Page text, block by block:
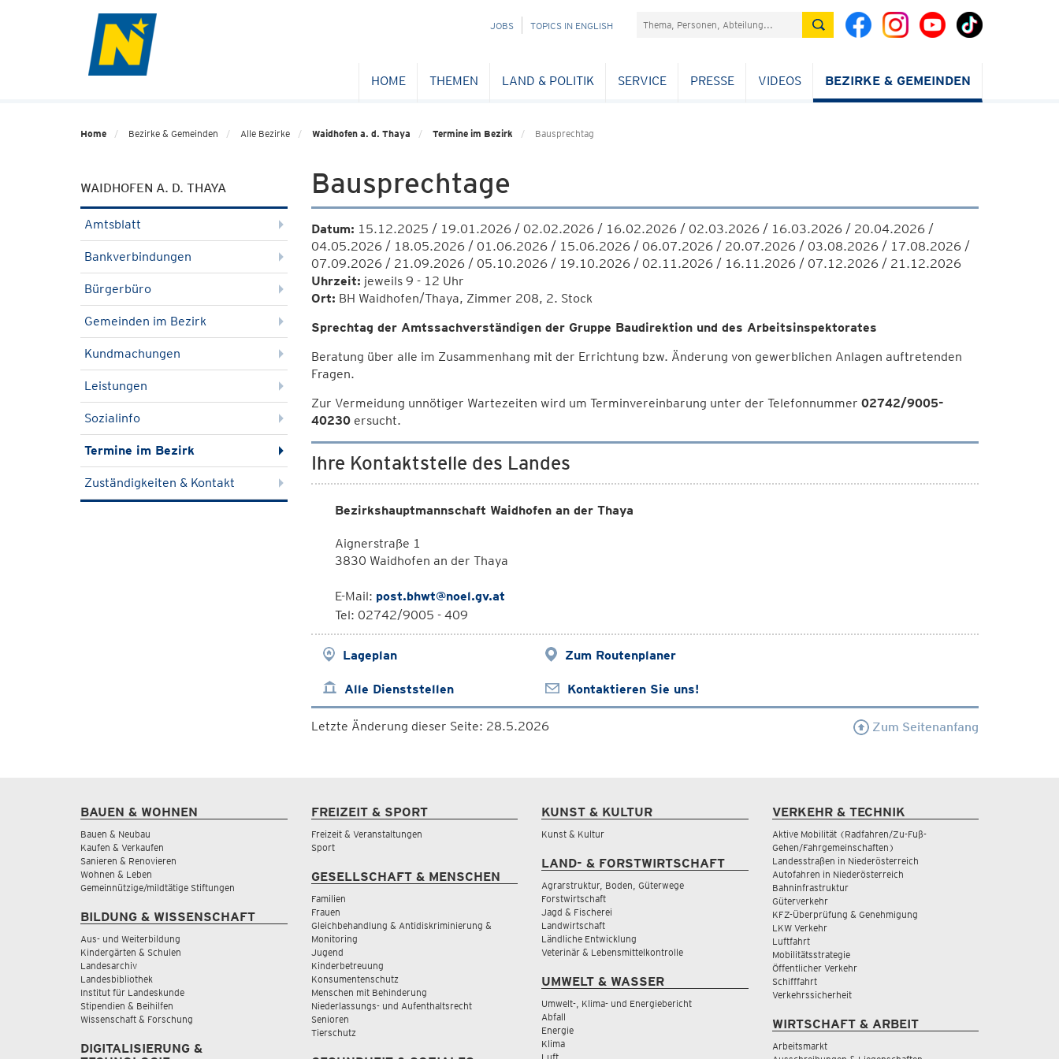
NAVIGATION
JOBS TOPICS IN ENGLISH Suchefeld
HOME THEMEN LAND & POLITIK SERVICE PRESSE VIDEOS BEZIRKE & GEMEINDEN
Home Bezirke & Gemeinden Alle Bezirke Waidhofen a. d. Thaya Termine im Bezirk Bausprechtag
WAIDHOFEN A. D. THAYA
Amtsblatt
Bankverbindungen
Bürgerbüro
Gemeinden im Bezirk
Kundmachungen
Leistungen
Sozialinfo
Termine im Bezirk
Zuständigkeiten & Kontakt
Bausprechtage
Datum: 15.12.2025 / 19.01.2026 / 02.02.2026 / 16.02.2026 / 02.03.2026 / 16.03.2026 / 20.04.2026 /
04.05.2026 / 18.05.2026 / 01.06.2026 / 15.06.2026 / 06.07.2026 / 20.07.2026 / 03.08.2026 / 17.08.2026 /
07.09.2026 / 21.09.2026 / 05.10.2026 / 19.10.2026 / 02.11.2026 / 16.11.2026 / 07.12.2026 / 21.12.2026
Uhrzeit: jeweils 9 - 12 Uhr
Ort: BH Waidhofen/Thaya, Zimmer 208, 2. Stock
Sprechtag der Amtssachverständigen der Gruppe Baudirektion und des Arbeitsinspektorates
Beratung über alle im Zusammenhang mit der Errichtung bzw. Änderung von gewerblichen Anlagen auftretenden
Fragen.
Zur Vermeidung unnötiger Wartezeiten wird um Terminvereinbarung unter der Telefonnummer 02742/9005-
40230ersucht.
Ihre Kontaktstelle des Landes
Bezirkshauptmannschaft Waidhofen an der Thaya
Aignerstraße 1
3830 Waidhofen an der Thaya
E-Mail: post.bhwt@noel.gv.at
Tel: 02742/9005 - 409
Lageplan Zum Routenplaner
Alle Dienststellen Kontaktieren Sie uns!
Letzte Änderung dieser Seite: 28.5.2026 Zum Seitenanfang
BAUEN & WOHNEN
Bauen & Neubau
Kaufen & Verkaufen
Sanieren & Renovieren
Wohnen & Leben
Gemeinnützige/mildtätige Stiftungen
BILDUNG & WISSENSCHAFT
Aus- und Weiterbildung
Kindergärten & Schulen
Landesarchiv
Landesbibliothek
Institut für Landeskunde
Stipendien & Beihilfen
Wissenschaft & Forschung
DIGITALISIERUNG &
FREIZEIT & SPORT
Freizeit & Veranstaltungen
Sport
GESELLSCHAFT & MENSCHEN
Familien
Frauen
Gleichbehandlung & Antidiskriminierung &
Monitoring
Jugend
Kinderbetreuung
Konsumentenschutz
Menschen mit Behinderung
Niederlassungs- und Aufenthaltsrecht
Senioren
Tierschutz
KUNST & KULTUR
Kunst & Kultur
LAND- & FORSTWIRTSCHAFT
Agrarstruktur, Boden, Güterwege
Forstwirtschaft
Jagd & Fischerei
Landwirtschaft
Ländliche Entwicklung
Veterinär & Lebensmittelkontrolle
UMWELT & WASSER
Umwelt-, Klima- und Energiebericht
Abfall
Energie
Klima
VERKEHR & TECHNIK
Aktive Mobilität (Radfahren/Zu-Fuß-
Gehen/Fahrgemeinschaften)
Landesstraßen in Niederösterreich
Autofahren in Niederösterreich
Bahninfrastruktur
Güterverkehr
KFZ-Überprüfung & Genehmigung
LKW Verkehr
Luftfahrt
Mobilitätsstrategie
Öffentlicher Verkehr
Schifffahrt
Verkehrssicherheit
WIRTSCHAFT & ARBEIT
Arbeitsmarkt